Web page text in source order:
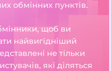
обмінних пунктів.
щоб ви
найвигідніший
не тільки
які діляться